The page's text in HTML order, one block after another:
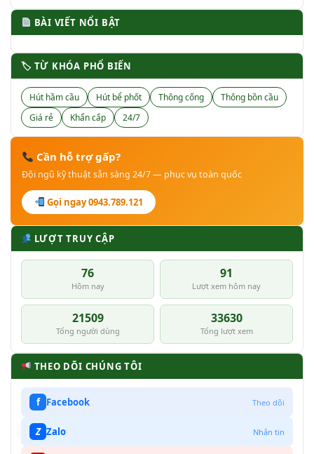
BÀI VIẾT NỔI BẬT
🏷 TỪ KHÓA PHỔ BIẾN
Hút hầm cầu Hút bể phốt Thông cống
Thông bồn cầu
Giá rẻ
Khẩn cấp 24/7
Cần hỗ trợ gấp?
Đội ngũ kỹ thuật sẵn sàng 24/7 — phục vụ toàn quốc
Gọi ngay 0943.789.121
LƯỢT TRUY CẬP
76
Hôm nay
91
Lượt xem hôm nay
21509
Tổng người dùng
33630
Tổng lượt xem
THEO DÕI CHÚNG TÔI
f Facebook Theo dõi
Z Zalo Nhắn tin